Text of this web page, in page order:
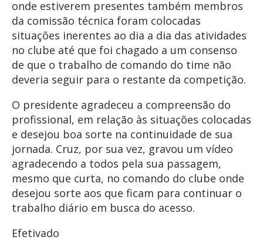
onde estiverem presentes também membros
da comissão técnica foram colocadas
situações inerentes ao dia a dia das atividades
no clube até que foi chagado a um consenso
de que o trabalho de comando do time não
deveria seguir para o restante da competição.
O presidente agradeceu a compreensão do
profissional, em relação às situações colocadas
e desejou boa sorte na continuidade de sua
jornada. Cruz, por sua vez, gravou um vídeo
agradecendo a todos pela sua passagem,
mesmo que curta, no comando do clube onde
desejou sorte aos que ficam para continuar o
trabalho diário em busca do acesso.
Efetivado